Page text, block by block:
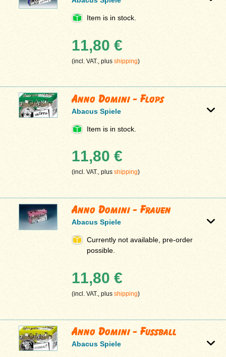
Item is in stock.
11,80 €
(incl. VAT., plusshipping)
Anno Domini - Flops
Abacus Spiele
Item is in stock.
11,80 €
(incl. VAT., plusshipping)
Anno Domini - Frauen
Abacus Spiele
Currently not available, pre-order
possible.
11,80 €
(incl. VAT., plusshipping)
Anno Domini - Fussball
Abacus Spiele